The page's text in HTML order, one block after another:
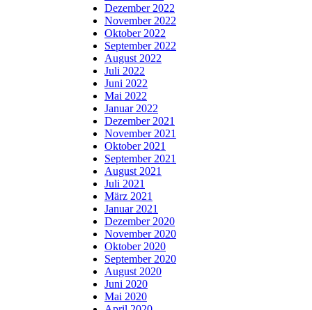
Dezember 2022
November 2022
Oktober 2022
September 2022
August 2022
Juli 2022
Juni 2022
Mai 2022
Januar 2022
Dezember 2021
November 2021
Oktober 2021
September 2021
August 2021
Juli 2021
März 2021
Januar 2021
Dezember 2020
November 2020
Oktober 2020
September 2020
August 2020
Juni 2020
Mai 2020